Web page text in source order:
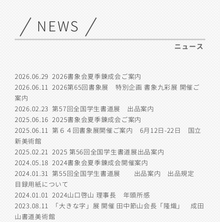
NEWS
ニュース
2026.06.292026書象会夏季錬成会ご案内
2026.06.112026第65回書象展 特別企画 書象九彩展 開催ご
案内
2026.02.23第57回全国学生書道展 出品案内
2025.06.162025書象会夏季錬成会ご案内
2025.06.11第６４回書象展開催ご案内 6月12日-22日 国立
新美術館
2025.02.212025 第56回全国学生書道展出品案内
2024.05.182024書象会夏季錬成会開催案内
2024.01.31第55回全国学生書道展 出品案内 出品規定
目録用紙について
2024.01.012024山口啓山 理事長 年頭所感
2023.08.11
「大きな字」展 開催 田中節山会長「隆熾」 成田
山書道美術館